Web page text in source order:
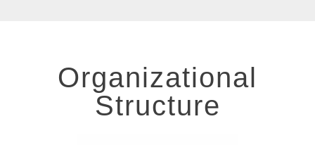
Organizational
Structure